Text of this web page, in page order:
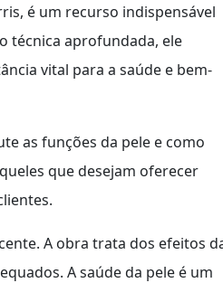
é um recurso indispensável
técnica aprofundada, ele
vital para a saúde e bem-
as funções da pele e como
que desejam oferecer
A obra trata dos efeitos
A saúde da pele é um